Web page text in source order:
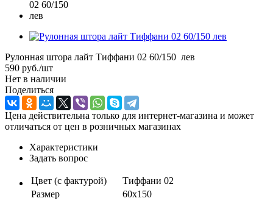
Рулонная штора лайт Тиффани 02 60/150 лев
590 руб./шт
Нет в наличии
Поделиться
Цена действительна только для интернет-магазина и может
отличаться от цен в розничных магазинах
Характеристики
Задать вопрос
Цвет (с фактурой)
Тиффани 02
Размер
60х150